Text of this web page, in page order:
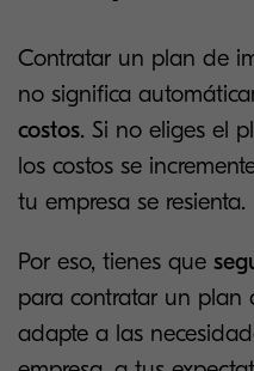
Contratar un plan de
no significa
costos. Si no eliges el
los costos se
tu empresa se resienta.
Por eso, tienes que
para contratar un plan
adapte a las